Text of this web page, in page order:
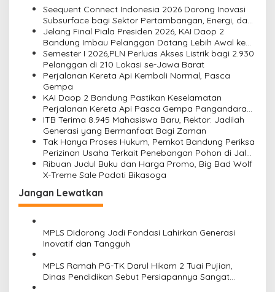
Seequent Connect Indonesia 2026 Dorong Inovasi
Subsurface bagi Sektor Pertambangan, Energi, dan
Infrastruktur
Jelang Final Piala Presiden 2026, KAI Daop 2
Bandung Imbau Pelanggan Datang Lebih Awal ke
Stasiun
Semester I 2026,PLN Perluas Akses Listrik bagi 2.930
Pelanggan di 210 Lokasi se-Jawa Barat
Perjalanan Kereta Api Kembali Normal, Pasca
Gempa
KAI Daop 2 Bandung Pastikan Keselamatan
Perjalanan Kereta Api Pasca Gempa Pangandaran,
Pemeriksaan Jalur Masih Berlangsung
ITB Terima 8.945 Mahasiswa Baru, Rektor: Jadilah
Generasi yang Bermanfaat Bagi Zaman
Tak Hanya Proses Hukum, Pemkot Bandung Periksa
Perizinan Usaha Terkait Penebangan Pohon di Jalan
Riau
Ribuan Judul Buku dan Harga Promo, Big Bad Wolf
X-Treme Sale Padati Bikasoga
Jangan Lewatkan
MPLS Didorong Jadi Fondasi Lahirkan Generasi
Inovatif dan Tangguh
MPLS Ramah PG-TK Darul Hikam 2 Tuai Pujian,
Dinas Pendidikan Sebut Persiapannya Sangat